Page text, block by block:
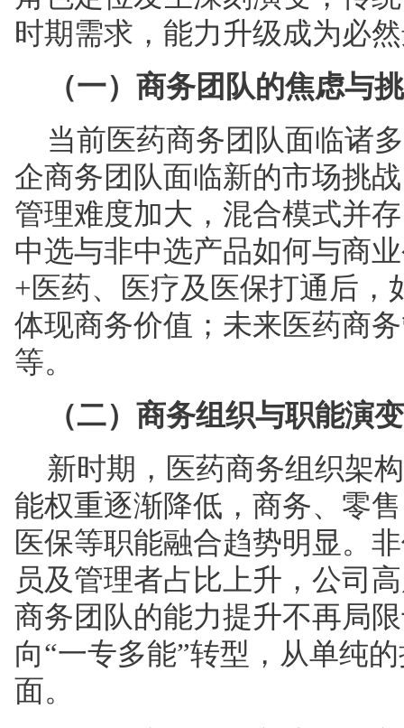
时期需求，能力升级成为必
（一）商务团队的焦虑与
当前医药商务团队面临诸
企商务团队面临新的市场挑
管理难度加大，混合模式并
中选与非中选产品如何与商
+医药、医疗及医保打通后，
体现商务价值；未来医药商
等。
（二）商务组织与职能演变
新时期，医药商务组织架
能权重逐渐降低，商务、零
医保等职能融合趋势明显。
员及管理者占比上升，公司
商务团队的能力提升不再局
向“一专多能”转型，从单纯
面。